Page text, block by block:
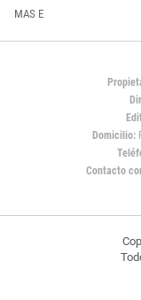
MAS E
Domicilio:
Contacto